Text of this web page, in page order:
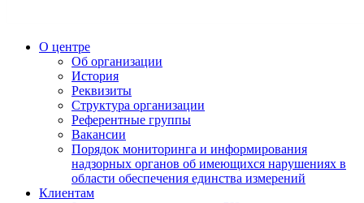
О центре
Об организации
История
Реквизиты
Структура организации
Референтные группы
Вакансии
Порядок мониторинга и информирования
надзорных органов об имеющихся нарушениях в
области обеспечения единства измерений
Клиентам